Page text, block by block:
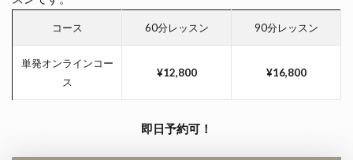
コース 60分レッスン 90分レッスン
単発オンラインコー
ス
¥12,800 ¥16,800
即日予約可！